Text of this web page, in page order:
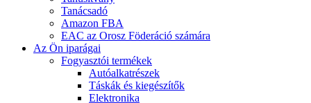
Tanácsadó
Amazon FBA
EAC az Orosz Föderáció számára
Az Ön iparágai
Fogyasztói termékek
Autóalkatrészek
Táskák és kiegészítők
Elektronika